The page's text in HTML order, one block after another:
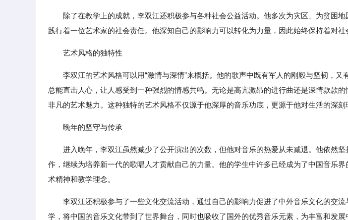
除了在教学上的成就，李双江还积极参与各种社会公益活动。他多次为灾区、为贫困
践行着一位艺术家的社会责任。他深知自己的影响力可以转化为力量，因此始终保持着对社
艺术风格的独特性
李双江的艺术风格可以用“激情与深情”来概括。他的歌声中既有军人的刚毅与坚韧，又
总能直击人心，让人感受到一种强烈的情感共鸣。无论是高亢激昂的进行曲还是深情款款
非凡的艺术魅力。这种独特的艺术风格不仅源于他深厚的音乐功底，更源于他对生活的深刻
晚年的坚守与传承
进入晚年，李双江虽然减少了公开演出的次数，但他对音乐的热爱从未减退。他依然
作，继续为培养新一代的歌唱人才贡献自己的力量。他的学生中许多已经成为了中国音乐
术精神和教学理念。
李双江还积极参与了一些文化交流活动，通过自己的影响力促进了中外音乐文化的交
学，将中国的音乐文化带到了世界舞台，同时也吸收了国外的优秀音乐元素，为丰富和发